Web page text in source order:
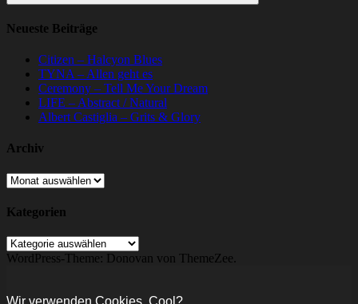
Suchen
Neueste Beiträge
Citizen – Halcyon Blues
TYNA – Allen geht es
Ceremony – Tell Me Your Dream
LIFE – Abstract / Natural
Albert Castiglia – Grits & Glory
Archiv
Archiv
Kategorien
Kategorien
WordPress-Theme: Donovan von ThemeZee.